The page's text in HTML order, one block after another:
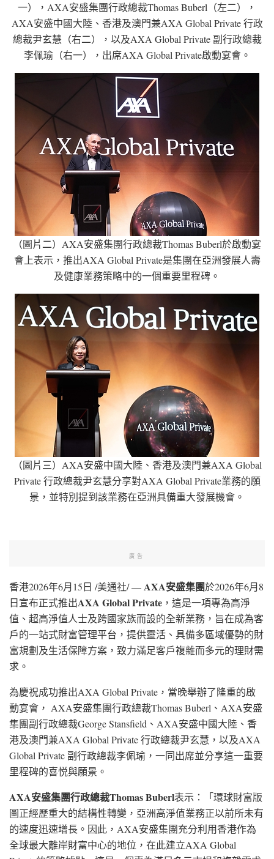
一），AXA安盛集團行政總裁Thomas Buberl（左二），
AXA安盛中國大陸、香港及澳門兼AXA Global Private 行政
總裁尹玄慧（右二），以及AXA Global Private 副行政總裁
李佩瑜（右一），出席AXA Global Private啟動宴會。
（圖片二）AXA安盛集團行政總裁Thomas Buberl於啟動宴
會上表示，推出AXA Global Private是集團在亞洲發展人壽
及健康業務策略中的一個重要里程碑。
（圖片三）AXA安盛中國大陸、香港及澳門兼AXA Global
Private 行政總裁尹玄慧分享對AXA Global Private業務的願
景，並特別提到該業務在亞洲具備重大發展機會。
廣告
香港2026年6月15日 /美通社/ —AXA安盛集團於2026年6月8
日宣布正式推出AXA Global Private ，這是一項專為高淨
值、超高淨值人士及跨國家族而設的全新業務，旨在成為客
戶的一站式財富管理平台，提供靈活、具備多區域優勢的財
富規劃及生活保障方案，致力滿足客戶複雜而多元的理財需
求。
為慶祝成功推出AXA Global Private，當晚舉辦了隆重的啟
動宴會， AXA安盛集團行政總裁Thomas Buberl、AXA安盛
集團副行政總裁George Stansfield、AXA安盛中國大陸、香
港及澳門兼AXA Global Private 行政總裁尹玄慧，以及AXA
Global Private 副行政總裁李佩瑜，一同出席並分享這一重要
里程碑的喜悦與願景。
AXA安盛集團行政總裁Thomas Buberl表示：「環球財富版
圖正經歷重大的結構性轉變，亞洲高淨值業務正以前所未有
的速度迅速增長。因此，AXA安盛集團充分利用香港作為
全球最大離岸財富中心的地位，在此建立AXA Global